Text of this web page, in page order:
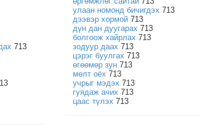
713
улаан номонд бичигдэх 713
дээвэр хормой713
дүн дан дуугарах 713
болгоож хайрлах 713
зодуур даах 713
цэрэг буулгах 713
өгөөмөр зун713
мөлт оёх 713
учрыг мэдэх 713
гуядаж ачих 713
цаас түлэх 713